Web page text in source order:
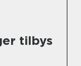
tilbys